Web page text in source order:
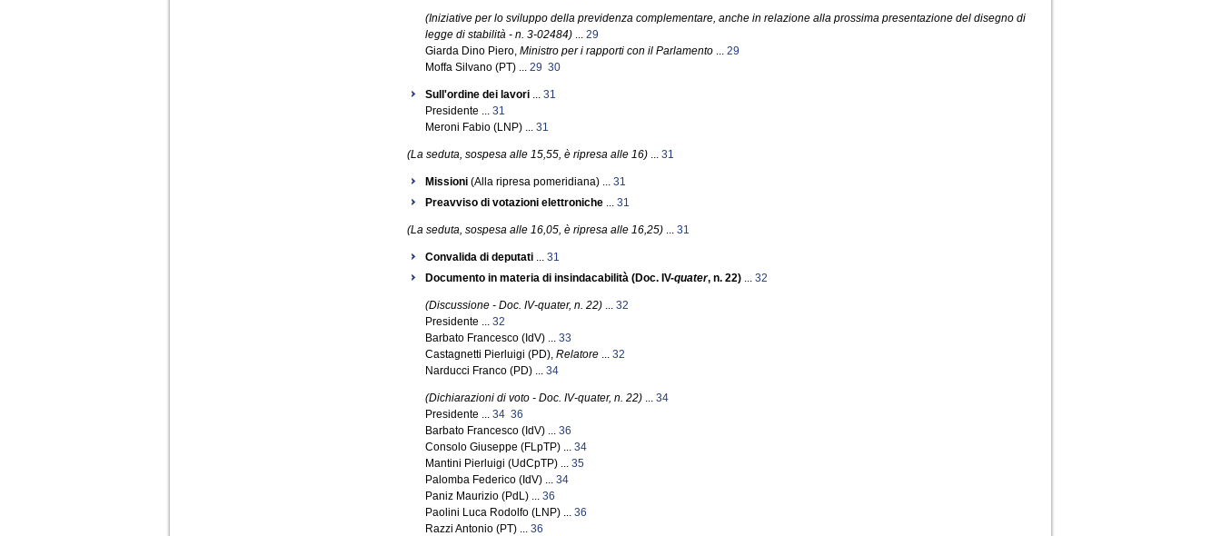
(Iniziative per lo sviluppo della previdenza complementare, anche in relazione alla prossima presentazione del disegno di
legge di stabilità - n. 3-02484) ... 29
Giarda Dino Piero, Ministro per i rapporti con il Parlamento ... 29
Moffa Silvano (PT) ... 29 30
Sull'ordine dei lavori ... 31
Presidente ... 31
Meroni Fabio (LNP) ... 31
(La seduta, sospesa alle 15,55, è ripresa alle 16) ... 31
Missioni (Alla ripresa pomeridiana) ... 31
Preavviso di votazioni elettroniche ... 31
(La seduta, sospesa alle 16,05, è ripresa alle 16,25) ... 31
Convalida di deputati ... 31
Documento in materia di insindacabilità (Doc. IV-quater, n. 22) ... 32
(Discussione - Doc. IV-quater, n. 22) ... 32
Presidente ... 32
Barbato Francesco (IdV) ... 33
Castagnetti Pierluigi (PD), Relatore ... 32
Narducci Franco (PD) ... 34
(Dichiarazioni di voto - Doc. IV-quater, n. 22) ... 34
Presidente ... 34 36
Barbato Francesco (IdV) ... 36
Consolo Giuseppe (FLpTP) ... 34
Mantini Pierluigi (UdCpTP) ... 35
Palomba Federico (IdV) ... 34
Paniz Maurizio (PdL) ... 36
Paolini Luca Rodolfo (LNP) ... 36
Razzi Antonio (PT) ... 36